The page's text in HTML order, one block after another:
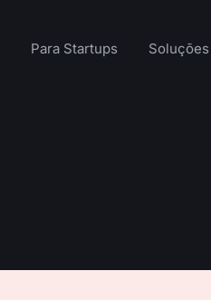
Para Startups Soluções